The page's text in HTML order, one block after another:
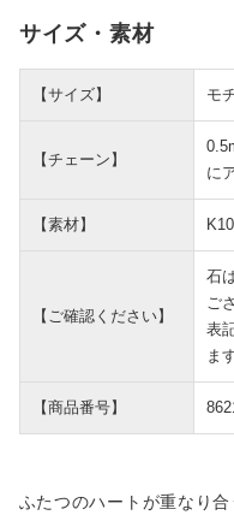
サイズ・素材
【サイズ】 モ
【チェーン】
に
【素材】
【ご確認ください】
石
ご
表
ま
【商品番号】
ふたつのハートが重なり